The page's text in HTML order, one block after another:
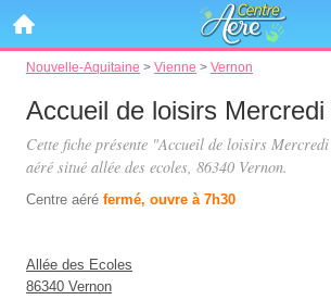
Nouvelle-Aquitaine > Vienne > Vernon
Accueil de loisirs Mercredi
Cette fiche présente "Accueil de loisirs
aéré situé allée des ecoles, 86340 Vernon.
Centre aéré fermé, ouvre à 7h30
Allée des Ecoles
86340 Vernon